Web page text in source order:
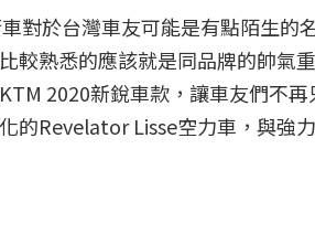
對於台灣車友可能是有點陌生的
較熟悉的應該就是同品牌的帥氣
2020新銳車款，讓車友們不
的Revelator Lisse空力車，與強